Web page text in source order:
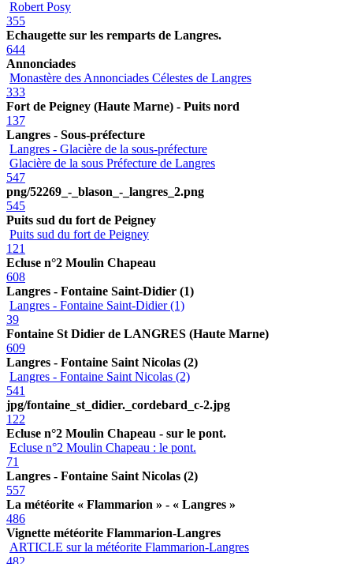
Robert Posy
355
Echaugette sur les remparts de Langres.
644
Annonciades
Monastère des Annonciades Célestes de Langres
333
Fort de Peigney (Haute Marne) - Puits nord
137
Langres - Sous-préfecture
Langres - Glacière de la sous-préfecture
Glacière de la sous Préfecture de Langres
547
png/52269_-_blason_-_langres_2.png
545
Puits sud du fort de Peigney
Puits sud du fort de Peigney
121
Ecluse n°2 Moulin Chapeau
608
Langres - Fontaine Saint-Didier (1)
Langres - Fontaine Saint-Didier (1)
39
Fontaine St Didier de LANGRES (Haute Marne)
609
Langres - Fontaine Saint Nicolas (2)
Langres - Fontaine Saint Nicolas (2)
541
jpg/fontaine_st_didier._cordebard_c-2.jpg
122
Ecluse n°2 Moulin Chapeau - sur le pont.
Ecluse n°2 Moulin Chapeau : le pont.
71
Langres - Fontaine Saint Nicolas (2)
557
La météorite « Flammarion » - « Langres »
486
Vignette météorite Flammarion-Langres
ARTICLE sur la météorite Flammarion-Langres
482